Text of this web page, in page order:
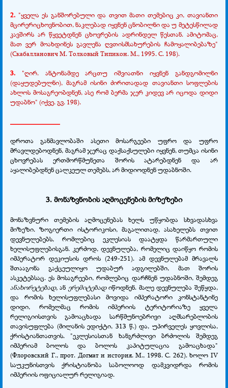
2. "ყველა ეს განშორებული და თვით მათი თემებიც კი, თავიანთი
მცირერიცხოვნობით, ნაკლებად იყვნენ ცნობილნი და უ მეტესწილად
კავშირს არ წყვეტდნენ ცხოვრების ადრინდელ წესთან. ამიტომაც,
მათ ვერ მოახდინეს გავლენა ღვთისმსახურების ჩამოყალიბებაზე"
(Скабалланович М. Толковый Типикон. М., 1995. С. 198).
3. "ღირ. ანტონამდე არცთუ იშვიათნი იყვნენ განდგომილნი
(დაყუდებულნი), მაგრამ ისინი ძირითადად თავიანთი სოფლების
ახლოს მოსაგრეობდნენ, ასე რომ ბერმა ჯერ კიდევ არ იცოდა დიდი
უდაბნო" (იქვე. გვ. 198).
დროთა განმავლობაში ასეთი მოსარგეები უფრო და უფრო
მრავლდებოდნენ, მაგრამ ჯერაც დაქსაქსულები იყვნენ, თუმცა ისინი
ცხოვრებას ერთმორწმუნეთა შორის ატარებდნენ და არ
აყალიბებდნენ ცალკეულ თემებს, არ მიდიოდნენ უდაბნოში.
3. მონაზვნობის აღმოცენების მიზეზები
მონაზვნური თემების აღმოცენებას ხელს უწყობდა სხვადასხვა
მიზეზი. ზოგიერთი ისტორიკოსი, მაგალითად, ასახელებს თვით
დევნულებებს, რომლებიც ეკლესიას დაატყდა წარმართული
ხელისუფლებისგან. კერძოდ, დევნულება, რომელიც დაიწყო რომის
იმპერატორ დეკიუსის დროს (249-251). ამ დევნულებამ მრავალს
შთააგონა გაქცეულიყო უდაბურ ადგილებში, მათ შორის
ასკეტებსაც. ეს მოსაგრეები, რომლებიც დარჩნენ უდაბნოში, შემდეგ
ანახორეტებად,ან ერემიტებადიწოდნენ. მალე დევნულება შეწყდა,
და რომის ხელისუფლებასი მოვიდა იმპერატორი კონსტანტინე
დიდი, რომელმაც რომის იმპერიის ტერიტორიაზე ყველა
რელიგიისთვის გამოაცხადა სარწმუნოებრივი აღმსარებლობის
თავისუფლება (მილანის ედიქტი, 313 წ.) და, უპირველეს ყოვლისა,
ქრისტიანთათვის. "ეკლესიასთან ხანგრძლივი ბრძოლის შემდეგ
იმპერიამ ბოლოს და ბოლოს კაპიტულაცია გამოაცხადა"
(Флоровский Г., прот. Догмат и история. М., 1998. С. 262). ხოლო IV
საუკუნისთვის ქრისტიანობა საბოლოოდ დამკვიდრდა რომის
იმპერიის ოფიციალურ რელიგიად.